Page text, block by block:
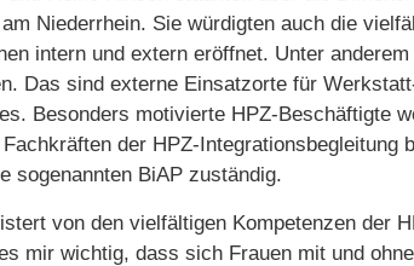
Niederrhein. Sie würdigten auch die
intern und extern eröffnet. Unter
Das sind externe Einsatzorte für
Besonders motivierte HPZ-Beschäftigte
der HPZ-Integrationsbegleitung
sogenannten BiAP zuständig.
von den vielfältigen Kompetenzen der
mir wichtig, dass sich Frauen mit und